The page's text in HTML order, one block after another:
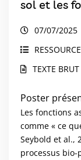
sol et les
07/07/2025
TEXTE
Poster
Les fonctions
comme « ce
Seybold et al.,
processus